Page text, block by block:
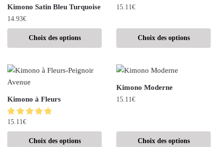
Kimono Satin Bleu Turquoise
14.93€
Choix des options
15.11€
Choix des options
Kimono à Fleurs
15.11€
Choix des options
Kimono Moderne
15.11€
Choix des options